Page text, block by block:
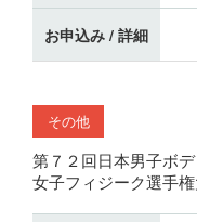
お申込み / 詳細
その他
第７２回日本男子ボ
女子フィジーク選手